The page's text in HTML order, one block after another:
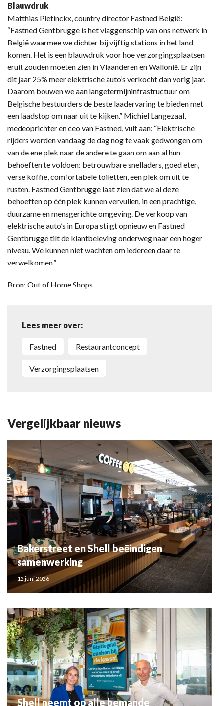
Blauwdruk
Matthias Pletinckx, country director Fastned België:
“Fastned Gentbrugge is het vlaggenschip van ons netwerk in
België waarmee we dichter bij vijftig stations in het land
komen. Het is een blauwdruk voor hoe verzorgingsplaatsen
eruit zouden moeten zien in Vlaanderen en Wallonië. Er zijn
dit jaar 25% meer elektrische auto’s verkocht dan vorig jaar.
Daarom bouwen we aan langetermijninfrastructuur om
Belgische bestuurders de beste laadervaring te bieden met
een laadstop om naar uit te kijken.” Michiel Langezaal,
medeoprichter en ceo van Fastned, vult aan: “Elektrische
rijders worden vandaag de dag nog te vaak gedwongen om
van de ene plek naar de andere te gaan om aan al hun
behoeften te voldoen: betrouwbare snelladers, goed eten,
verse koffie, comfortabele toiletten, een plek om uit te
rusten. Fastned Gentbrugge laat zien dat we al deze
behoeften op één plek kunnen vervullen, in een prachtige,
duurzame en mensgerichte omgeving. De verkoop van
elektrische auto’s in Europa stijgt opnieuw en Fastned
Gentbrugge tilt de klantbeleving onderweg naar een hoger
niveau. We kunnen niet wachten om iedereen daar te
verwelkomen.”
Bron: Out.of.Home Shops
Lees meer over:
Fastned Restaurantconcept
Verzorgingsplaatsen
Vergelijkbaar nieuws
Bakerstreet en Shell beëindigen
samenwerking
12 juni 2026
Shell neemt op alle bemande